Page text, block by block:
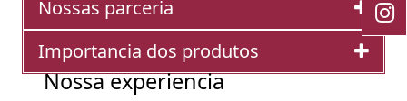
Nossas parceria
Importancia dos produtos
Nossa experiencia